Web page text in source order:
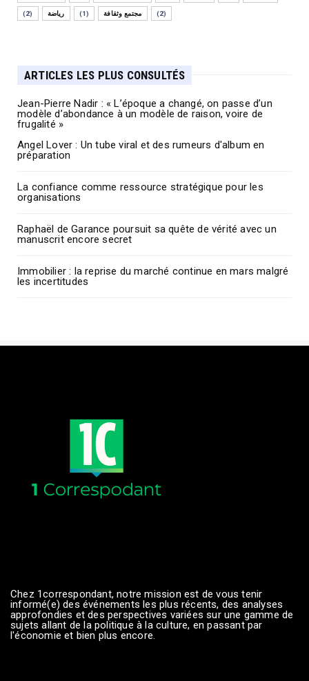
(2) رياضة (1) مجتمع وثقافة (2)
ARTICLES LES PLUS CONSULTÉS
Jean-Pierre Nadir : « L’époque a changé, on passe d’un
modèle d’abondance à un modèle de raison, voire de
frugalité »
Angel Lover : Un tube viral et des rumeurs d'album en
préparation
La confiance comme ressource stratégique pour les
organisations
Raphaël de Garance poursuit sa quête de vérité avec un
manuscrit encore secret
Immobilier : la reprise du marché continue en mars malgré
les incertitudes
Chez 1correspondant, notre mission est de vous tenir
informé(e) des événements les plus récents, des analyses
approfondies et des perspectives variées sur une gamme de
sujets allant de la politique à la culture, en passant par
l'économie et bien plus encore.